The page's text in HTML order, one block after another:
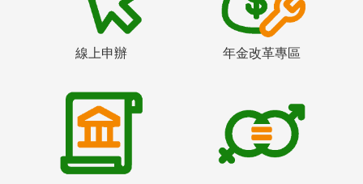
線上申辦 年金改革專區